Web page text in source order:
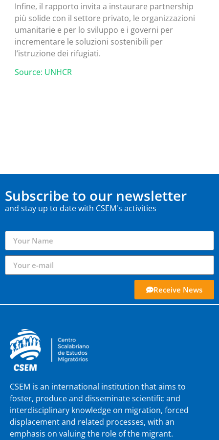
Infine, il rapporto invita a instaurare partnership
più solide con il settore privato, le organizzazioni
umanitarie e per lo sviluppo e i governi per
incrementare le soluzioni sostenibili per
l’istruzione dei rifugiati.
Source: UNHCR
Subscribe to our newsletter
and stay up to date with CSEM's activities
Receive News
CSEM is an international institution that aims to
foster, produce and disseminate scientific and
interdisciplinary knowledge on migration, forced
displacement and related processes, with an
emphasis on valuing the role of the migrant.